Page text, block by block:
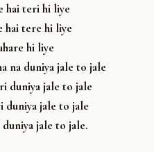
hai teri hi liye
hai tere hi liye
hi liye
na duniya jale to jale
duniya jale to jale
duniya jale to jale
jale to jale.